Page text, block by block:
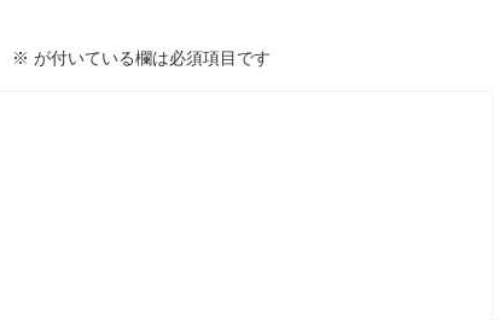
※ が付いている欄は必須項目です